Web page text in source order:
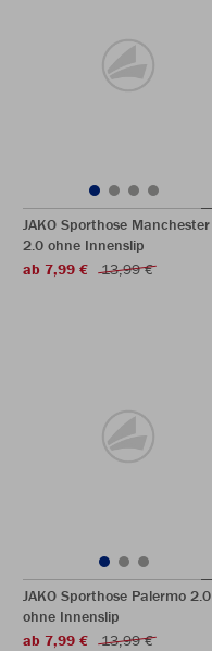
JAKO Sporthose Manchester
2.0 ohne Innenslip
ab 7,99 €
13,99 €
JAKO Sporthose Palermo 2.0
ohne Innenslip
ab 7,99 €
13,99 €